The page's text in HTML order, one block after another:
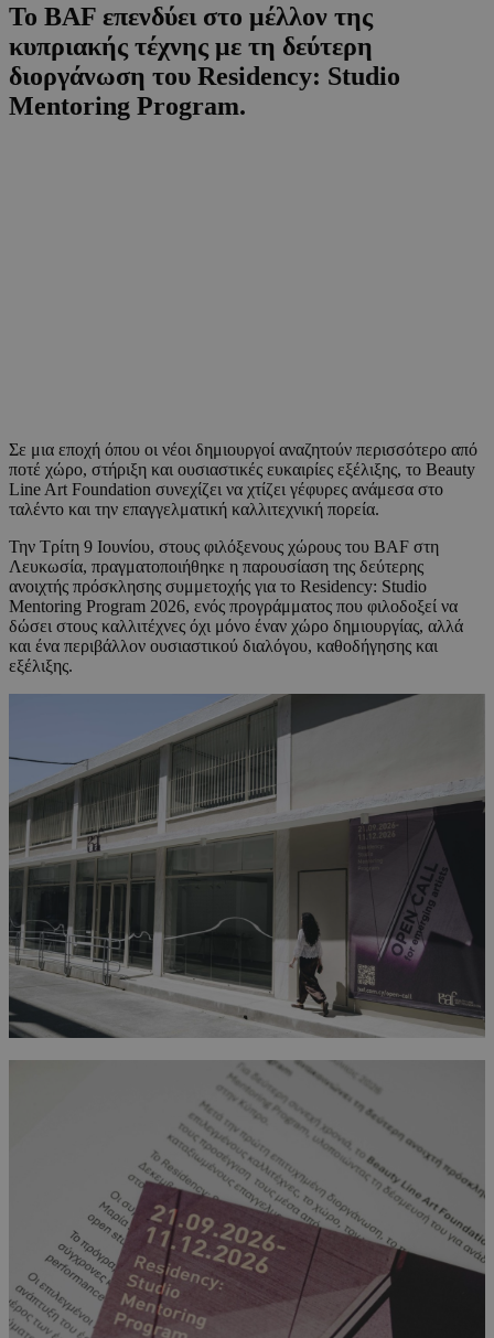
Το BAF επενδύει στο μέλλον της
κυπριακής τέχνης με τη δεύτερη
διοργάνωση του Residency: Studio
Mentoring Program.
Σε μια εποχή όπου οι νέοι δημιουργοί αναζητούν περισσότερο από
ποτέ χώρο, στήριξη και ουσιαστικές ευκαιρίες εξέλιξης, το Beauty
Line Art Foundation συνεχίζει να χτίζει γέφυρες ανάμεσα στο
ταλέντο και την επαγγελματική καλλιτεχνική πορεία.
Την Τρίτη 9 Ιουνίου, στους φιλόξενους χώρους του BAF στη
Λευκωσία, πραγματοποιήθηκε η παρουσίαση της δεύτερης
ανοιχτής πρόσκλησης συμμετοχής για το Residency: Studio
Mentoring Program 2026, ενός προγράμματος που φιλοδοξεί να
δώσει στους καλλιτέχνες όχι μόνο έναν χώρο δημιουργίας, αλλά
και ένα περιβάλλον ουσιαστικού διαλόγου, καθοδήγησης και
εξέλιξης.